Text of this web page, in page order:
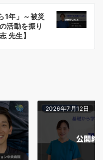
1年」～被災
活動を振り
先生】
2026年7月12日